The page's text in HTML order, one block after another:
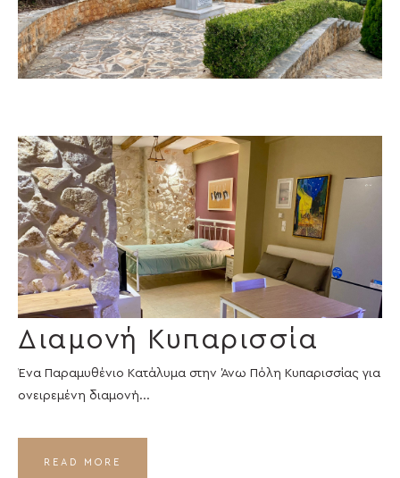
Διαμονή Κυπαρισσία
Ένα Παραμυθένιο Κατάλυμα στην Άνω Πόλη Κυπαρισσίας για
ονειρεμένη διαμονή...
READ MORE